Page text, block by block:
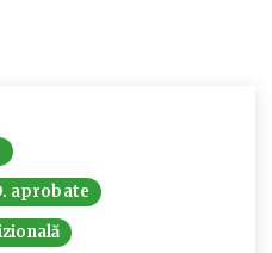
aprobate